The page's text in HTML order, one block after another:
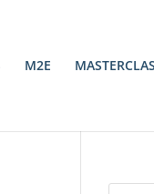
M2E